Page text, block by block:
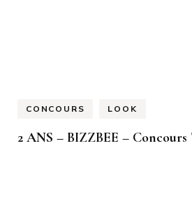
CONCOURS LOOK
2 ANS – BIZZBEE –